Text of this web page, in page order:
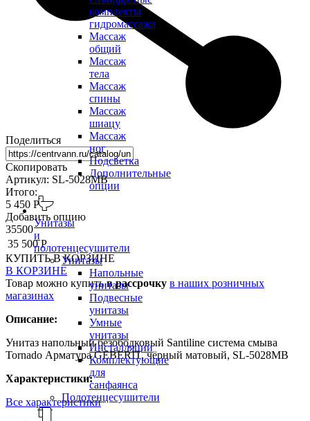
комплекты
гидромассажа
Массаж
общий
Массаж
тела
Массаж
спины
Массаж
шиацу
Массаж
ног
Подсветка
Дополнительные
опции
Унитазы
и
полотенцесушители
Унитазы
Напольные
унитазы
Подвесные
унитазы
Умные
унитазы
Инсталляции
Комплектующие
для
санфаянса
Полотенцесушители
Поделиться
Скопировать
Артикул: SL-5028MB
Итого:
5 450 Р
Добавить опцию
35500
35 500 Р
КУПИТЬ В КОРЗИНЕ
В КОРЗИНЕ
Товар можно купитьв рассрочку в наших розничных
магазинах
Описание:
Унитаз напольный безободковый Santiline система смыва
Tornado Арматура GEBERIT, чёрный матовый, SL-5028MB
Характеристики:
Все характеристики